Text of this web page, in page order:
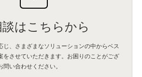
談はこちらから
じ、さまざまなソリューションの中からベス
をさせていただきます。お困りのことがござ
い合わせください。